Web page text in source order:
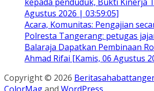
Agustus 2026 | 03:59:05]
Acara, Komunitas: Pengajian
Polresta Tangerang: petugas
Balaraja Dapatkan Pembinaan
Ahmad Rifai [Kamis, 06 Agustus
Copyright © 2026